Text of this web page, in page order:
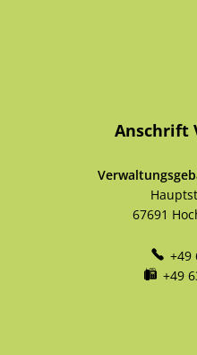
Anschrift
67691
+49
+49